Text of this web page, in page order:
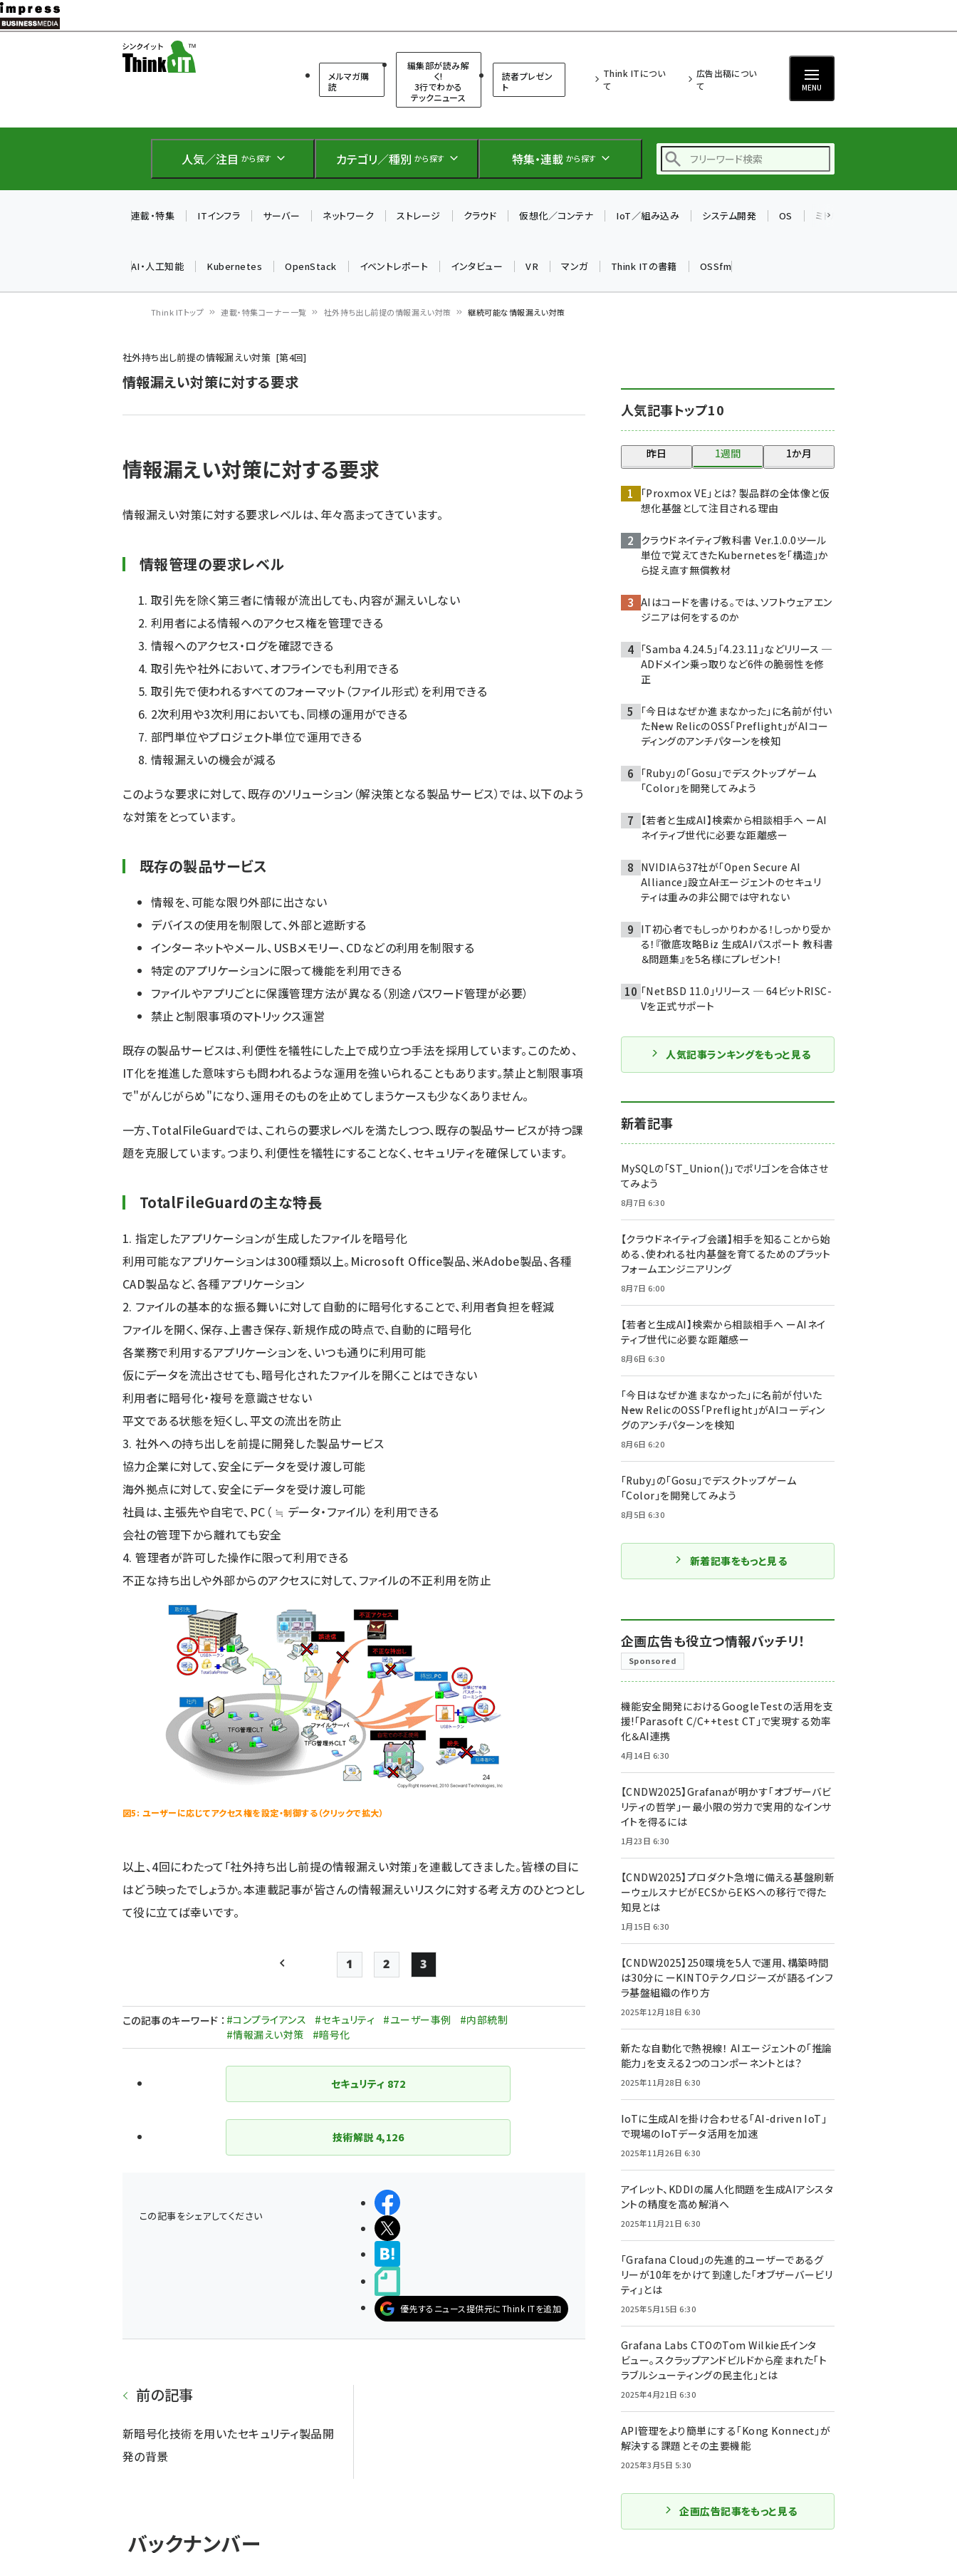
メ
イ
テ
に
メルマガ購
読
編集部が読み解
く!
3行でわかる
テックニュース
読者プレゼン
ト
Think ITについ
て
広告出稿につい
て
MENU
人気／注目 から探す カテゴリ／種別 から探す 特集・連載 から探す
仲間と築いた勝利の絆～
drupal (1956)
genai (1484)
abc123 (1360)
連載・特集 ITインフラ サーバー ネットワーク ストレージ クラウド 仮想化／コンテナ IoT／組み込み システム開発 OS ミドルウェア
AI・人工知能 Kubernetes OpenStack イベントレポート インタビュー VR マンガ Think ITの書籍 OSSfm
ン
く
ず
Think ITトップ 連載・特集コーナー一覧 社外持ち出し前提の情報漏えい対策 継続可能な情報漏えい対策
社外持ち出し前提の情報漏えい対策 第4回
情報漏えい対策に対する要求
情報漏えい対策に対する要求
情報漏えい対策に対する要求レベルは、年々高まってきています。
情報管理の要求レベル
取引先を除く第三者に情報が流出しても、内容が漏えいしない
利用者による情報へのアクセス権を管理できる
情報へのアクセス・ログを確認できる
取引先や社外において、オフラインでも利用できる
取引先で使われるすべてのフォーマット（ファイル形式）を利用できる
2次利用や3次利用においても、同様の運用ができる
部門単位やプロジェクト単位で運用できる
情報漏えいの機会が減る
このような要求に対して、既存のソリューション（解決策となる製品サービス）では、以下のよう
な対策をとっています。
既存の製品サービス
情報を、可能な限り外部に出さない
デバイスの使用を制限して、外部と遮断する
インターネットやメール、USBメモリー、CDなどの利用を制限する
特定のアプリケーションに限って機能を利用できる
ファイルやアプリごとに保護管理方法が異なる（別途パスワード管理が必要）
禁止と制限事項のマトリックス運営
既存の製品サービスは、利便性を犠牲にした上で成り立つ手法を採用しています。このため、
IT化を推進した意味すらも問われるような運用を強いられることもあります。禁止と制限事項
で"がんじがらめ"になり、運用そのものを止めてしまうケースも少なくありません。
一方、TotalFileGuardでは、これらの要求レベルを満たしつつ、既存の製品サービスが持つ課
題を克服しています。つまり、利便性を犠牲にすることなく、セキュリティを確保しています。
TotalFileGuardの主な特長
1. 指定したアプリケーションが生成したファイルを暗号化
利用可能なアプリケーションは300種類以上。Microsoft Office製品、米Adobe製品、各種
CAD製品など、各種アプリケーション
2. ファイルの基本的な振る舞いに対して自動的に暗号化することで、利用者負担を軽減
ファイルを開く、保存、上書き保存、新規作成の時点で、自動的に暗号化
各業務で利用するアプリケーションを、いつも通りに利用可能
仮にデータを流出させても、暗号化されたファイルを開くことはできない
利用者に暗号化・複号を意識させない
平文である状態を短くし、平文の流出を防止
3. 社外への持ち出しを前提に開発した製品サービス
協力企業に対して、安全にデータを受け渡し可能
海外拠点に対して、安全にデータを受け渡し可能
社員は、主張先や自宅で、PC（ ≒ データ・ファイル）を利用できる
会社の管理下から離れても安全
4. 管理者が許可した操作に限って利用できる
不正な持ち出しや外部からのアクセスに対して、ファイルの不正利用を防止
図5: ユーザーに応じてアクセス権を設定・制御する（クリックで拡大）
以上、4回にわたって「社外持ち出し前提の情報漏えい対策」を連載してきました。皆様の目に
はどう映ったでしょうか。本連載記事が皆さんの情報漏えいリスクに対する考え方のひとつとし
て役に立てば幸いです。
ペー
ジ
り
Page
1
Page
2
Page
3
この記事のキーワード ： #コンプライアンス #セキュリティ #ユーザー事例
#内部統制
#情報漏えい対策
#暗号化
セキュリティ 872
技術解説 4,126
この記事をシェアしてください
シェアする
ポストする
優先するニュース提供元にThink ITを追加
前の記事
新暗号化技術を用いたセキュリティ製品開
発の背景
バックナンバー
人気記事トップ10
昨日 1週間 1か月
「Proxmox VE」とは? 製品群の全体像と仮
想化基盤として注目される理由
クラウドネイティブ教科書 Ver.1.0.0――ツール
単位で覚えてきたKubernetesを「構造」か
ら捉え直す無償教材
AIはコードを書ける。では、ソフトウェアエン
ジニアは何をするのか
「Samba 4.24.5」「4.23.11」などリリース ─
ADドメイン乗っ取りなど6件の脆弱性を修
正
「今日はなぜか進まなかった」に名前が付い
た――New RelicのOSS「Preflight」がAIコー
ディングのアンチパターンを検知
「Ruby」の「Gosu」でデスクトップゲーム
「Color」を開発してみよう
【若者と生成AI】検索から相談相手へ ーAI
ネイティブ世代に必要な距離感ー
NVIDIAら37社が「Open Secure AI
Alliance」設立――AIエージェントのセキュリ
ティは重みの非公開では守れない
IT初心者でもしっかりわかる！しっかり受か
る！『徹底攻略Biz 生成AIパスポート 教科書
＆問題集』を5名様にプレゼント！
「NetBSD 11.0」リリース ─ 64ビットRISC-
Vを正式サポート
人気記事ランキングをもっと見る
新着記事
MySQLの「ST_Union()」でポリゴンを合体させ
てみよう
8月7日 6:30
【クラウドネイティブ会議】相手を知ることから始
める、使われる社内基盤を育てるためのプラット
フォームエンジニアリング
8月7日 6:00
【若者と生成AI】検索から相談相手へ ーAIネイ
ティブ世代に必要な距離感ー
8月6日 6:30
「今日はなぜか進まなかった」に名前が付いた
――New RelicのOSS「Preflight」がAIコーディン
グのアンチパターンを検知
8月6日 6:20
「Ruby」の「Gosu」でデスクトップゲーム
「Color」を開発してみよう
8月5日 6:30
新着記事をもっと見る
企画広告も役立つ情報バッチリ！
Sponsored
機能安全開発におけるGoogleTestの活用を支
援!「Parasoft C/C++test CT」で実現する効率
化＆AI連携
4月14日 6:30
【CNDW2025】Grafanaが明かす「オブザーバビ
リティの哲学」ー最小限の労力で実用的なインサ
イトを得るには
1月23日 6:30
【CNDW2025】プロダクト急増に備える基盤刷新
ーウェルスナビがECSからEKSへの移行で得た
知見とは
1月15日 6:30
【CNDW2025】250環境を5人で運用、構築時間
は30分に ーKINTOテクノロジーズが語るインフ
ラ基盤組織の作り方
2025年12月18日 6:30
新たな自動化で熱視線！ AIエージェントの「推論
能力」を支える2つのコンポーネントとは？
2025年11月28日 6:30
IoTに生成AIを掛け合わせる「AI-driven IoT」
で現場のIoTデータ活用を加速
2025年11月26日 6:30
アイレット、KDDIの属人化問題を生成AIアシスタ
ントの精度を高め解消へ
2025年11月21日 6:30
「Grafana Cloud」の先進的ユーザーであるグ
リーが10年をかけて到達した「オブザーバービリ
ティ」とは
2025年5月15日 6:30
Grafana Labs CTOのTom Wilkie氏インタ
ビュー。スクラップアンドビルドから産まれた「ト
ラブルシューティングの民主化」とは
2025年4月21日 6:30
API管理をより簡単にする「Kong Konnect」が
解決する課題とその主要機能
2025年3月5日 5:30
企画広告記事をもっと見る